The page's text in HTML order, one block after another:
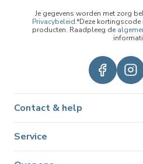
Je gegevens worden met zorg
Privacybeleid.*Deze
producten. Raadpleeg de
Contact & help
Service